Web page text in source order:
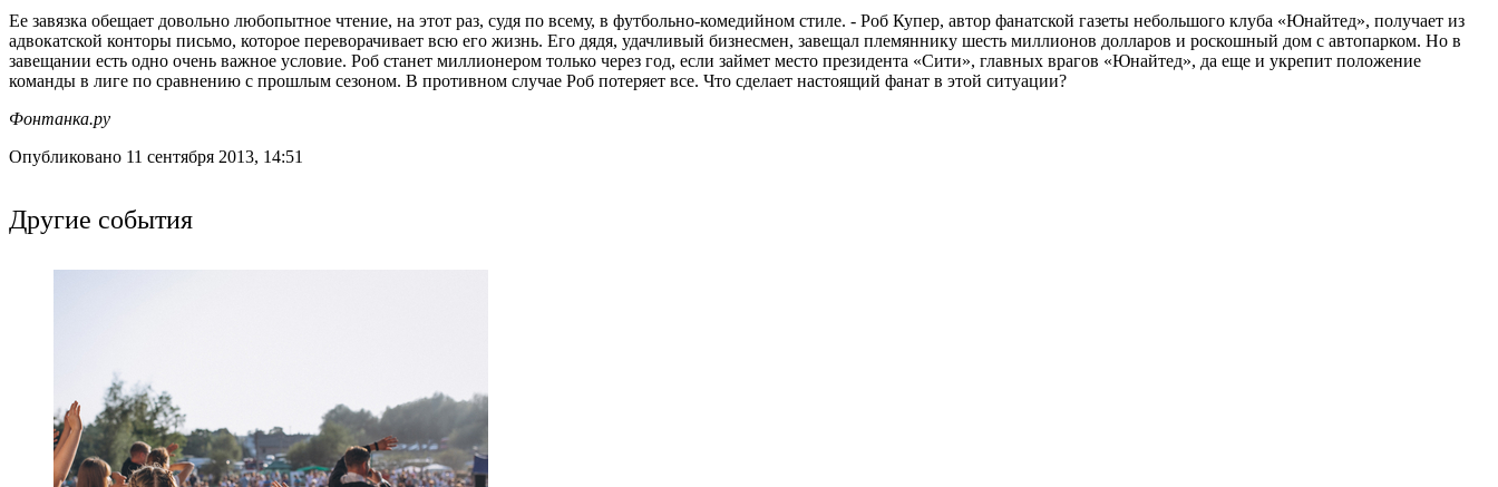
Ее завязка обещает довольно любопытное чтение, на этот раз, судя по всему, в футбольно-комедийном стиле. - Роб Купер, автор фанатской газеты небольшого клуба «Юнайтед», получает из
адвокатской конторы письмо, которое переворачивает всю его жизнь. Его дядя, удачливый бизнесмен, завещал племяннику шесть миллионов долларов и роскошный дом с автопарком. Но в
завещании есть одно очень важное условие. Роб станет миллионером только через год, если займет место президента «Сити», главных врагов «Юнайтед», да еще и укрепит положение
команды в лиге по сравнению с прошлым сезоном. В противном случае Роб потеряет все. Что сделает настоящий фанат в этой ситуации?
Фонтанка.ру
Опубликовано 11 сентября 2013, 14:51
Другие события